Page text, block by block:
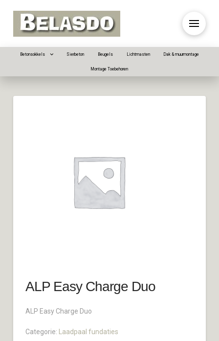
Betonsokkels Sierbeton Beugels Lichtmasten Dak & muurmontage
Montage Toebehoren
ALP Easy Charge Duo
ALP Easy Charge Duo
Categorie: Laadpaal fundaties